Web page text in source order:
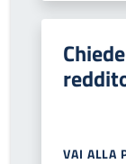
VAI ALLA